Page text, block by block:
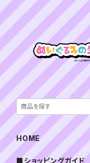
HOME
■ショッピングガイド